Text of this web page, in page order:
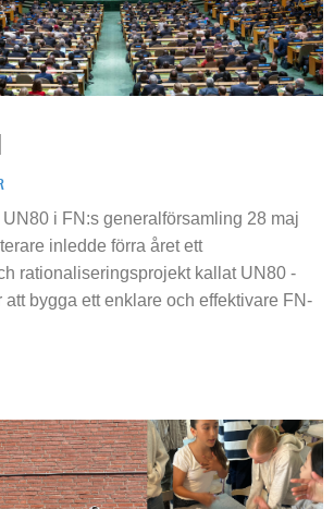
UN80 i FN:s generalförsamling 28 maj
inledde förra året ett
rationaliseringsprojekt kallat UN80 -
bygga ett enklare och effektivare FN-